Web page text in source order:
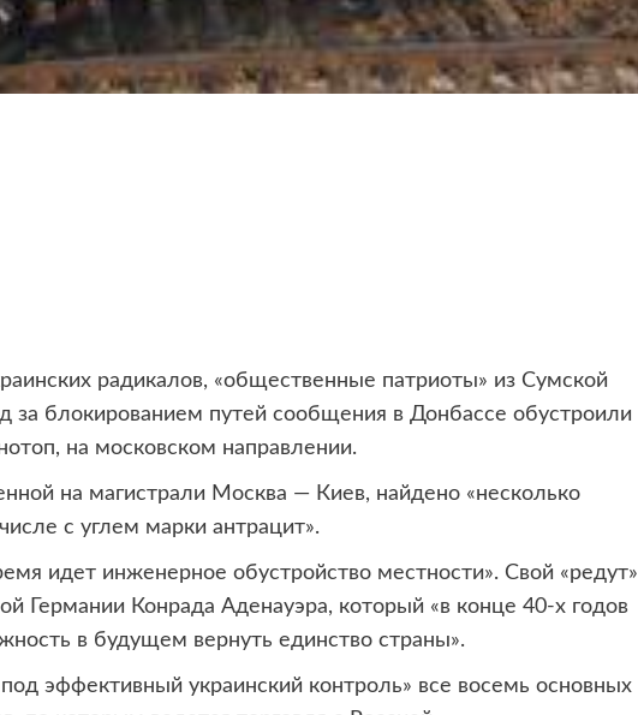
радикалов, «общественные патриоты» из Сумской
за блокированием путей сообщения в Донбассе обустроили
на московском направлении.
на магистрали Москва — Киев, найдено «несколько
с углем марки антрацит».
идет инженерное обустройство местности». Свой «редут»
Германии Конрада Аденауэра, который «в конце 40-х годов
в будущем вернуть единство страны».
эффективный украинский контроль» все восемь основных